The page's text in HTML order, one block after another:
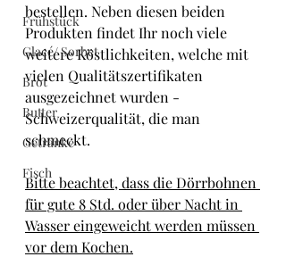
Frühstück
Glacé/ Sorbet
Brot
Butter
Getränke
Fisch
bestellen. Neben diesen beiden
Produkten findet Ihr noch viele
weitere Köstlichkeiten, welche mit
vielen Qualitätszertifikaten
ausgezeichnet wurden -
Schweizerqualität, die man
schmeckt.
Bitte beachtet, dass die Dörrbohnen
für gute 8 Std. oder über Nacht in
Wasser eingeweicht werden müssen
vor dem Kochen.